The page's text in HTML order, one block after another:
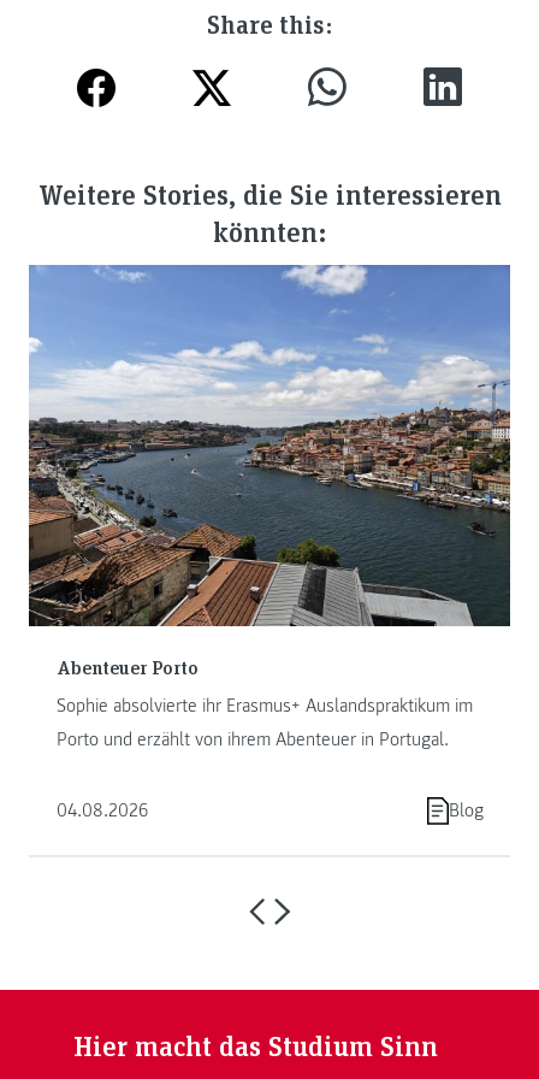
Share this:
Weitere Stories, die Sie interessieren
könnten:
Abenteuer Porto
Sophie absolvierte ihr Erasmus+ Auslandspraktikum im
Porto und erzählt von ihrem Abenteuer in Portugal.
04.08.2026 Blog
Hier macht das Studium Sinn